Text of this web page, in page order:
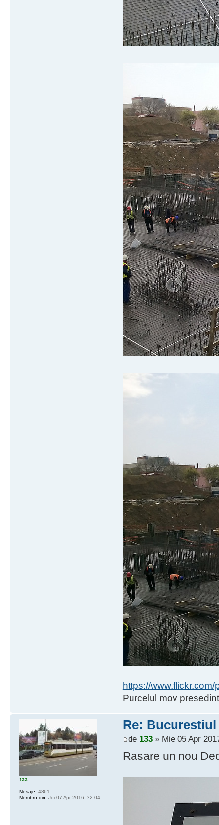
https://
Purcelul mov
Re:
de 133» Mie 05 Apr
Rasare un nou
133
Mesaje: 4861
Membru din: Joi 07 Apr 2016, 22:04